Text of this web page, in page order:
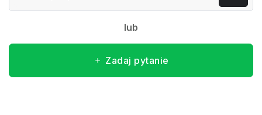
lub
Zadaj pytanie